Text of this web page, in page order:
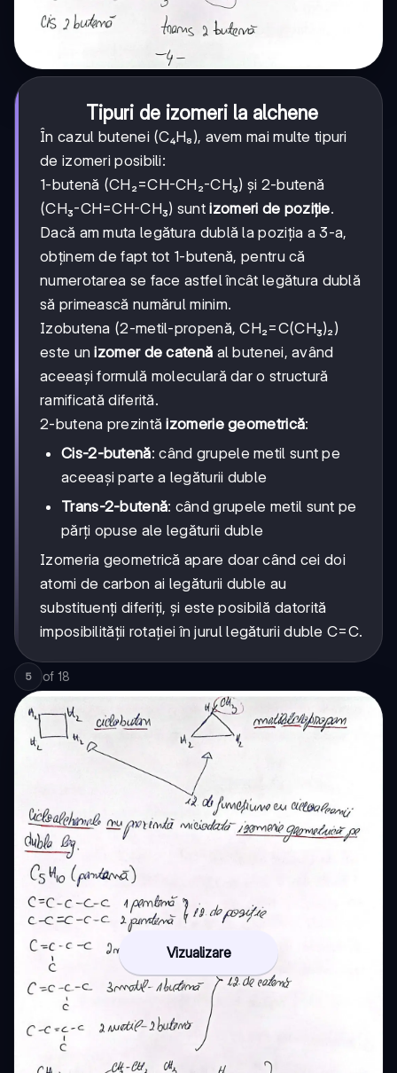
Tipuri de izomeri la alchene
În cazul butenei (C₄H₈), avem mai multe tipuri
de izomeri posibili:
1-butenă (CH₂=CH-CH₂-CH₃) și 2-butenă
(CH₃-CH=CH-CH₃) suntizomeri de poziție.
Dacă am muta legătura dublă la poziția a 3-a,
obținem de fapt tot 1-butenă, pentru că
numerotarea se face astfel încât legătura dublă
să primească numărul minim.
Izobutena (2-metil-propenă, CH₂=C(CH₃)₂)
este unizomer de catenă al butenei, având
aceeași formulă moleculară dar o structură
ramificată diferită.
2-butena prezintăizomerie geometrică:
Cis-2-butenă: când grupele metil sunt pe
aceeași parte a legăturii duble
Trans-2-butenă: când grupele metil sunt pe
părți opuse ale legăturii duble
Izomeria geometrică apare doar când cei doi
atomi de carbon ai legăturii duble au
substituenți diferiți, și este posibilă datorită
imposibilității rotației în jurul legăturii duble C=C.
5 of 18
Vizualizare